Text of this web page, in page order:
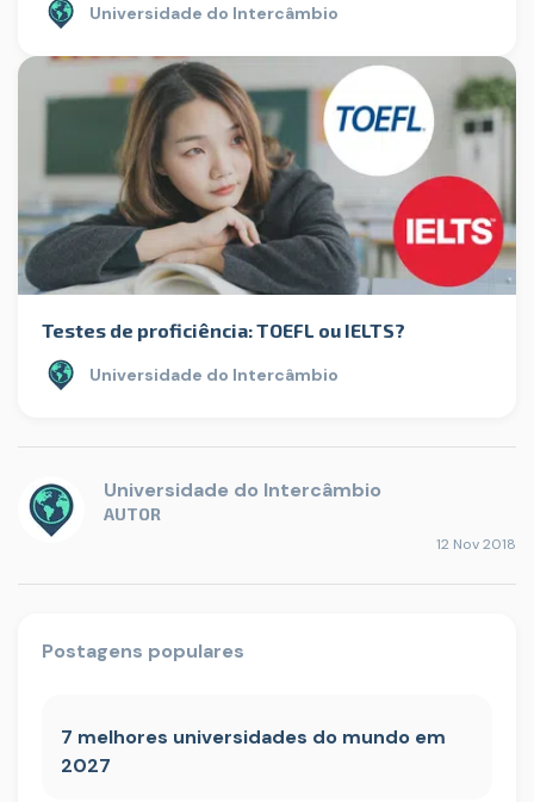
Universidade do Intercâmbio
Testes de proficiência: TOEFL ou IELTS?
Universidade do Intercâmbio
Universidade do Intercâmbio
AUTOR
12 Nov 2018
Postagens populares
7 melhores universidades do mundo em
2027